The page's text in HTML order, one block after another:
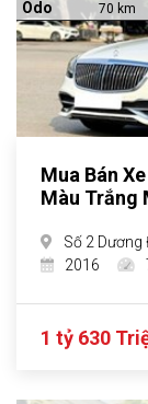
Odo 70 km
Mua Bán
Màu Trắng
Số 2 Dương
2016
1 tỷ 630